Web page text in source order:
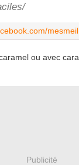
ou avec
Publicité